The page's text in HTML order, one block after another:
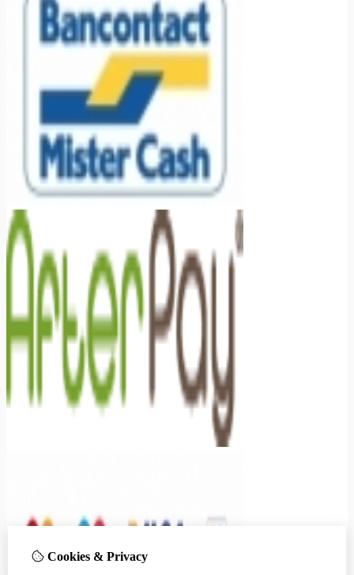
Cookies & Privacy